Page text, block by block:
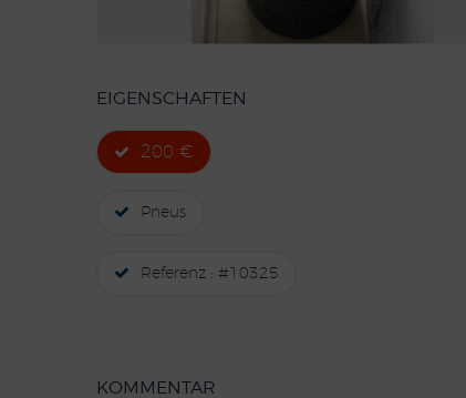
EIGENSCHAFTEN
200 €
Pneus
Referenz : #10325
KOMMENTAR